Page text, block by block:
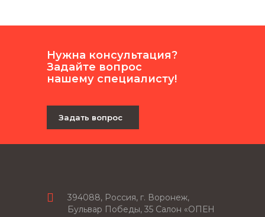
Нужна консультация?
Задайте вопрос
нашему специалисту!
Задать вопрос
394088, Россия, г. Воронеж,
Бульвар Победы, 35 Салон «ОПЕН